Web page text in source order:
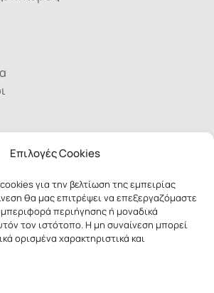
Επιλογές Cookies
για την βελτίωση της εμπειρίας
θα μας επιτρέψει να επεξεργαζόμαστε
περιήγησης ή μοναδικά
τον ιστότοπο. Η μη συναίνεση μπορεί
ορισμένα χαρακτηριστικά και
- Με επιφύλαξη παντός δικαιώματος. Οι
ανήκουν αποκλειστικά στην Τηνιακός Α.Ε.